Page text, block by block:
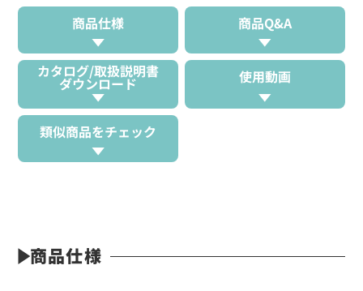
商品仕様 商品Q&A
カタログ/取扱説明書
ダウンロード 使用動画
類似商品をチェック
商品仕様